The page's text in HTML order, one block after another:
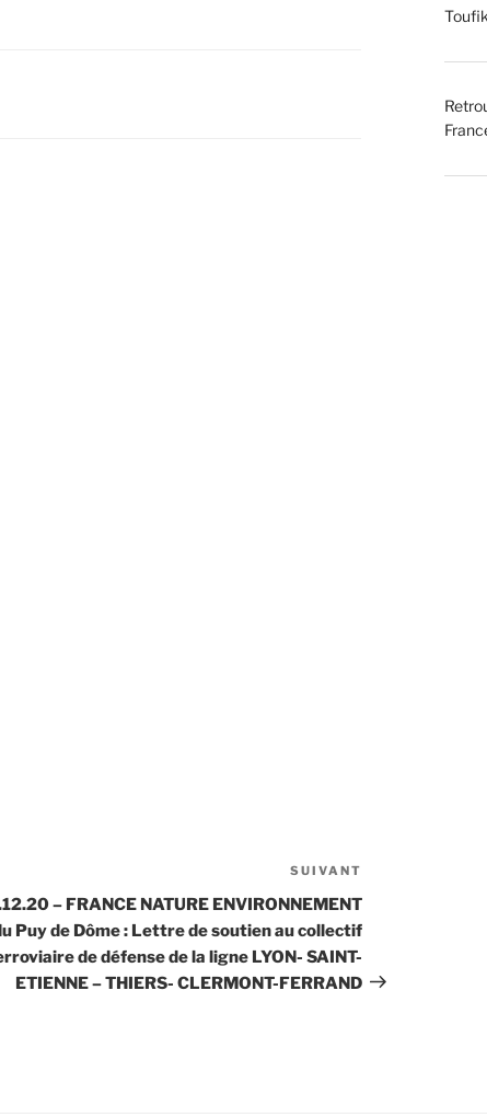
suivant
SUIVANT
– FRANCE NATURE ENVIRONNEMENT
Puy de Dôme : Lettre de soutien au collectif
de défense de la ligne LYON- SAINT-
ETIENNE – THIERS- CLERMONT-FERRAND